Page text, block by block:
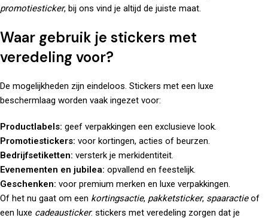
promotiesticker, bij ons vind je altijd de juiste maat.
Waar gebruik je stickers met
veredeling voor?
De mogelijkheden zijn eindeloos. Stickers met een luxe
beschermlaag worden vaak ingezet voor:
Productlabels: geef verpakkingen een exclusieve look.
Promotiestickers: voor kortingen, acties of beurzen.
Bedrijfsetiketten: versterk je merkidentiteit.
Evenementen en jubilea: opvallend en feestelijk.
Geschenken: voor premium merken en luxe verpakkingen.
Of het nu gaat om een kortingsactie, pakketsticker, spaaractieof
een luxe cadeausticker: stickers met veredeling zorgen dat je